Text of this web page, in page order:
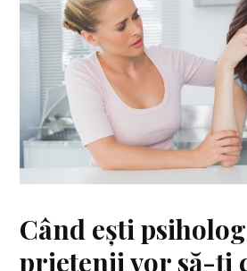
Când ești
prietenii vor să-ți